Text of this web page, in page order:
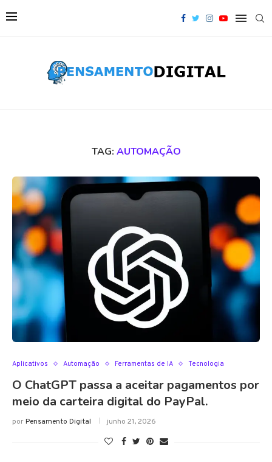
TAG: AUTOMAÇÃO
Aplicativos Automação Ferramentas de IA Tecnologia
O ChatGPT passa a aceitar pagamentos por
meio da carteira digital do PayPal.
porPensamento Digital junho 21, 2026